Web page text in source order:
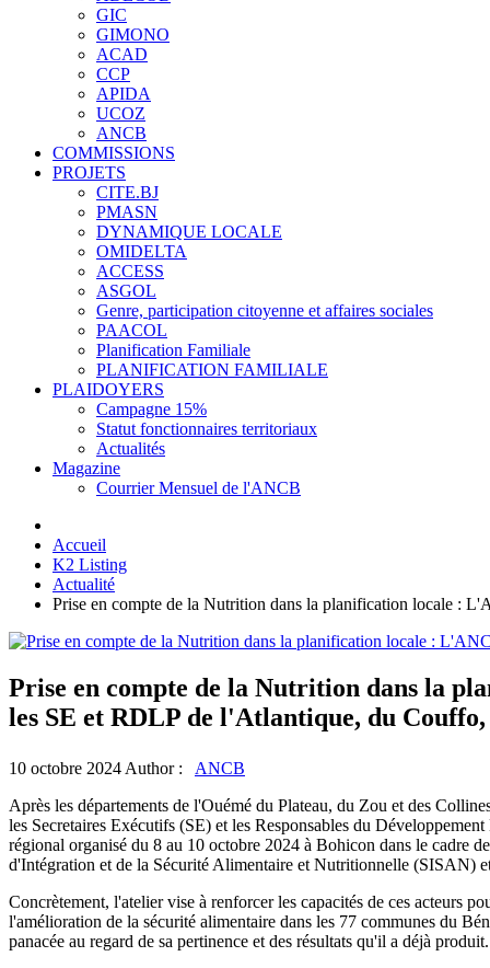
GIC
GIMONO
ACAD
CCP
APIDA
UCOZ
ANCB
COMMISSIONS
PROJETS
CITE.BJ
PMASN
DYNAMIQUE LOCALE
OMIDELTA
ACCESS
ASGOL
Genre, participation citoyenne et affaires sociales
PAACOL
Planification Familiale
PLANIFICATION FAMILIALE
PLAIDOYERS
Campagne 15%
Statut fonctionnaires territoriaux
Actualités
Magazine
Courrier Mensuel de l'ANCB
Accueil
K2 Listing
Actualité
Prise en compte de la Nutrition dans la planification locale :
Prise en compte de la Nutrition dans la
les SE et RDLP de l'Atlantique, du
10 octobre 2024 Author : ANCB
Après les départements de l'Ouémé du Plateau, du Zou et des
les Secretaires Exécutifs (SE) et les Responsables du
régional organisé du 8 au 10 octobre 2024 à Bohicon dans le cadre
d'Intégration et de la Sécurité Alimentaire et Nutritionnelle (SISAN)
Concrètement, l'atelier vise à renforcer les capacités de ces acteurs
l'amélioration de la sécurité alimentaire dans les 77 communes du
panacée au regard de sa pertinence et des résultats qu'il a déjà